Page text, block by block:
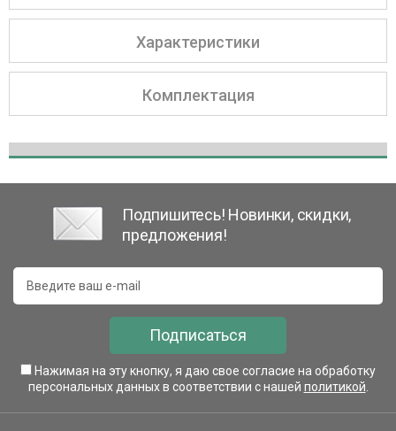
Характеристики
Комплектация
Подпишитесь! Новинки, скидки,
предложения!
Подписаться
Нажимая на эту кнопку, я даю свое согласие на обработку
персональных данных в соответствии с нашей политикой